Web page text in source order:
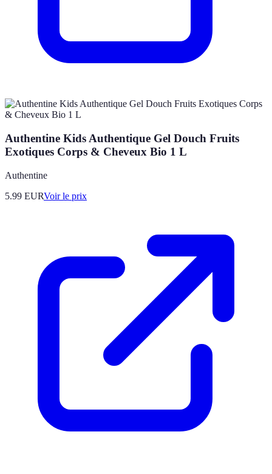
Authentine Kids Authentique Gel Douch Fruits
Exotiques Corps & Cheveux Bio 1 L
Authentine
5.99 EURVoir le prix